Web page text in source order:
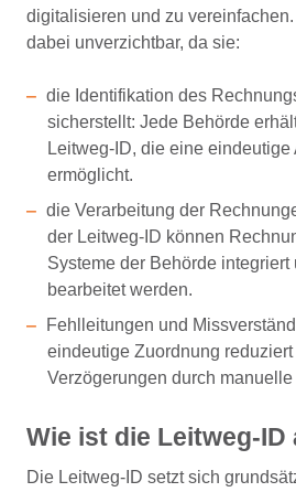
digitalisieren und zu
dabei unverzichtbar, da sie:
die Identifikation des
sicherstellt: Jede Behörde
Leitweg-ID, die eine eindeutige
ermöglicht.
die Verarbeitung der
der Leitweg-ID können
Systeme der Behörde integriert
bearbeitet werden.
Fehlleitungen und
eindeutige Zuordnung
Verzögerungen durch manuelle
Wie ist die Leitweg-ID
Die Leitweg-ID setzt sich